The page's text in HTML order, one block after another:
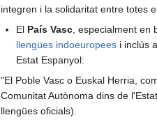
integren i la solidaritat entre totes
El País Vasc , especialment
llengües indoeuropees i inclús
Estat Espanyol:
"El Poble Vasc o Euskal Herria,
Comunitat Autònoma dins de
llengües oficials).